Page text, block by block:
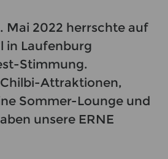
Mai 2022 herrschte auf
in Laufenburg
Stimmung.
Attraktionen,
Sommer-Lounge und
unsere ERNE